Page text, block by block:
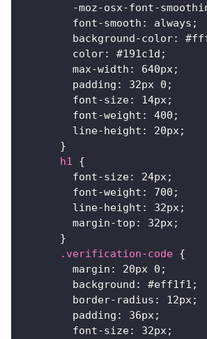
-moz-osx-font-
font-smooth : always ;
background-color:
color: #191c1d ;
max-width : 640px;
padding : 32px 0 ;
font-size: 14px;
font-weight : 400 ;
line-height : 20px;
}
h1
{
font-size: 24px;
font-weight : 700 ;
line-height : 32px;
margin-top : 32px;
}
.verification-code {
margin : 20px 0 ;
background : #eff1f1 ;
border-radius : 12px;
padding : 36px;
font-size: 32px;